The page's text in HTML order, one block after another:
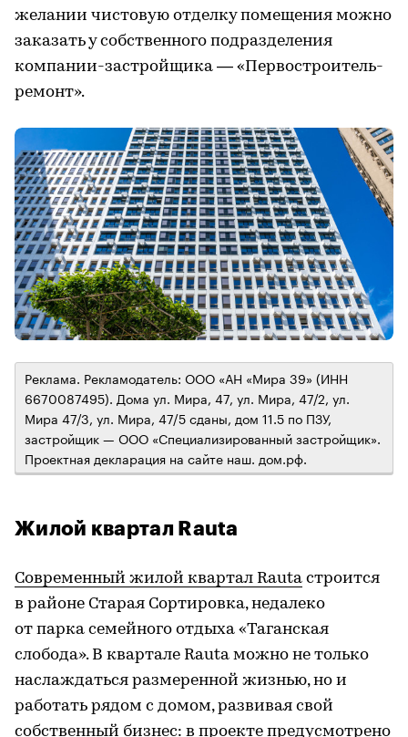
желании чистовую отделку помещения можно
заказать у собственного подразделения
компании-застройщика — «Первостроитель-
ремонт».
Реклама. Рекламодатель: ООО «АН «Мира 39» (ИНН
6670087495). Дома ул. Мира, 47, ул. Мира, 47/2, ул.
Мира 47/3, ул. Мира, 47/5 сданы, дом 11.5 по ПЗУ,
застройщик — ООО «Специализированный застройщик».
Проектная декларация на сайте наш. дом.рф.
Жилой квартал Rauta
Современный жилой квартал Rauta строится
в районе Старая Сортировка, недалеко
от парка семейного отдыха «Таганская
слобода». В квартале Rauta можно не только
наслаждаться размеренной жизнью, но и
работать рядом с домом, развивая свой
собственный бизнес: в проекте предусмотрено